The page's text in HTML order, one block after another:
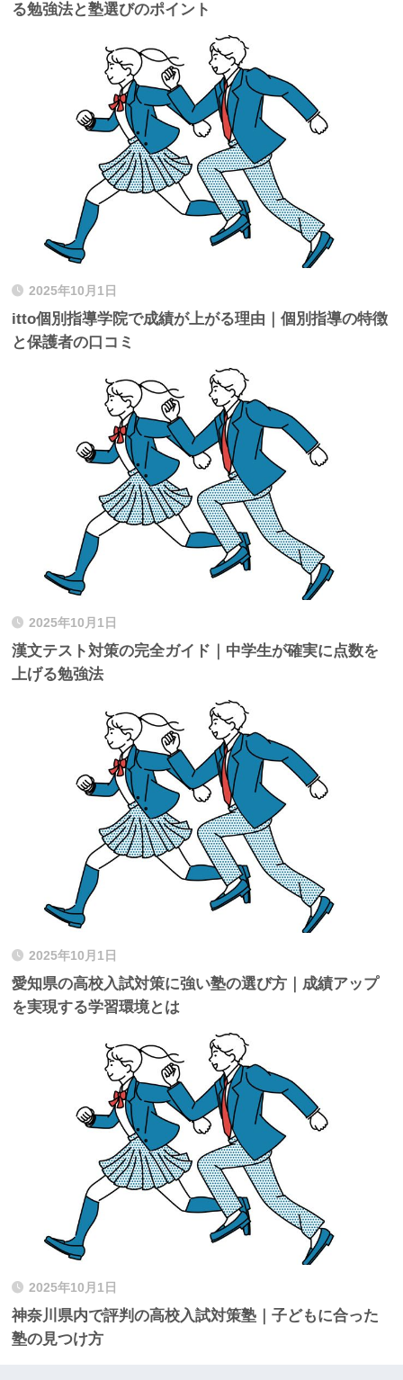
る勉強法と塾選びのポイント
2025年10月1日
itto個別指導学院で成績が上がる理由｜個別指導の特徴
と保護者の口コミ
2025年10月1日
漢文テスト対策の完全ガイド｜中学生が確実に点数を
上げる勉強法
2025年10月1日
愛知県の高校入試対策に強い塾の選び方｜成績アップ
を実現する学習環境とは
2025年10月1日
神奈川県内で評判の高校入試対策塾｜子どもに合った
塾の見つけ方